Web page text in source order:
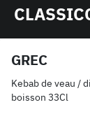
GREC
Kebab de veau /
boisson 33Cl